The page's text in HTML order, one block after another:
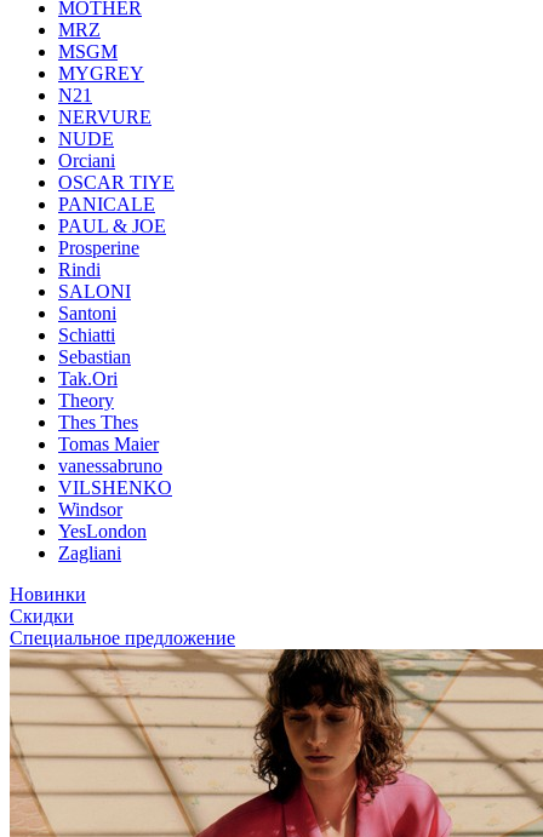
MOTHER
MRZ
MSGM
MYGREY
N21
NERVURE
NUDE
Orciani
OSCAR TIYE
PANICALE
PAUL & JOE
Prosperine
Rindi
SALONI
Santoni
Schiatti
Sebastian
Tak.Ori
Theory
Thes Thes
Tomas Maier
vanessabruno
VILSHENKO
Windsor
YesLondon
Zagliani
Новинки
Скидки
Специальное предложение